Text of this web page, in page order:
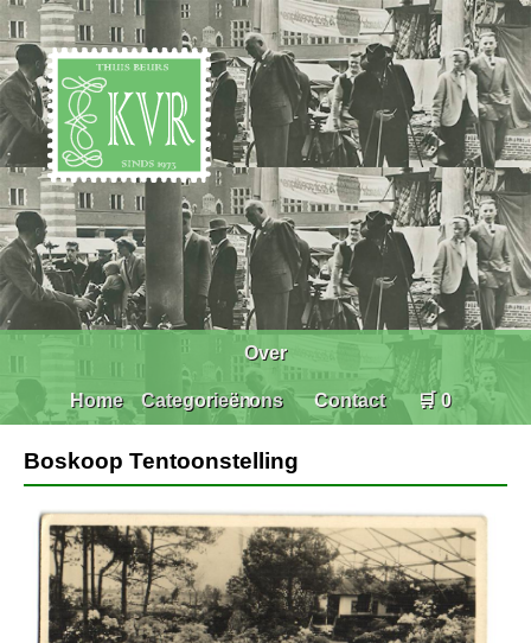
Home Categorieën
Over
ons Contact 🛒 0
Boskoop Tentoonstelling